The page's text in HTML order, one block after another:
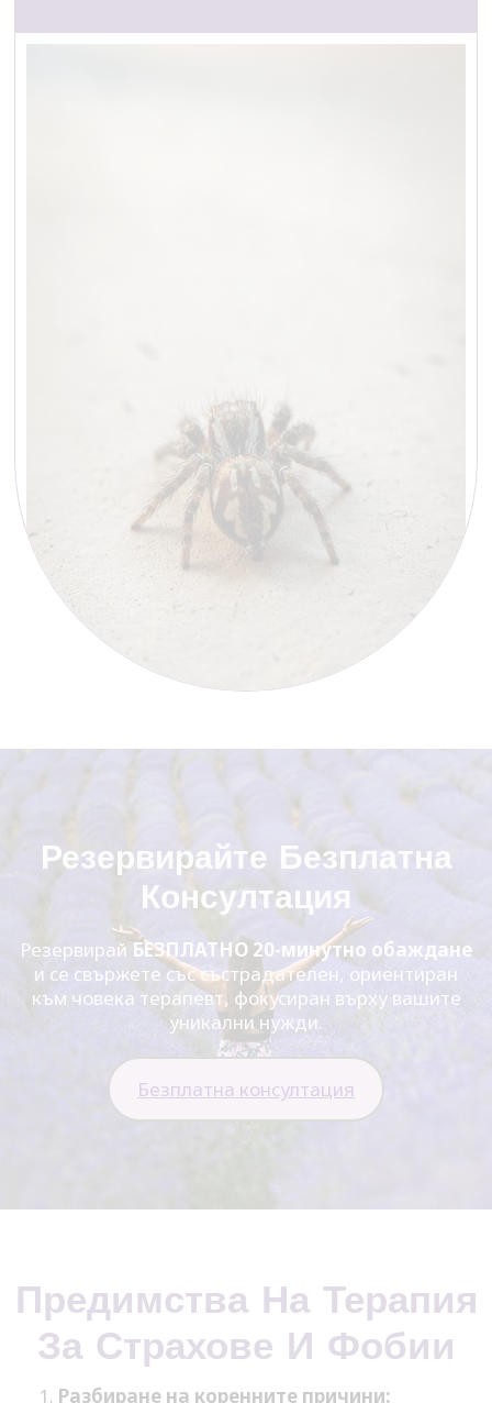
Резервирайте Безплатна
Консултация
Резервирай БЕЗПЛАТНО 20-минутно обаждане
и се свържете със състрадателен, ориентиран
към човека терапевт, фокусиран върху вашите
уникални нужди.
Безплатна консултация
Предимства На Терапия
За Страхове И Фобии
Разбиране на коренните причини: